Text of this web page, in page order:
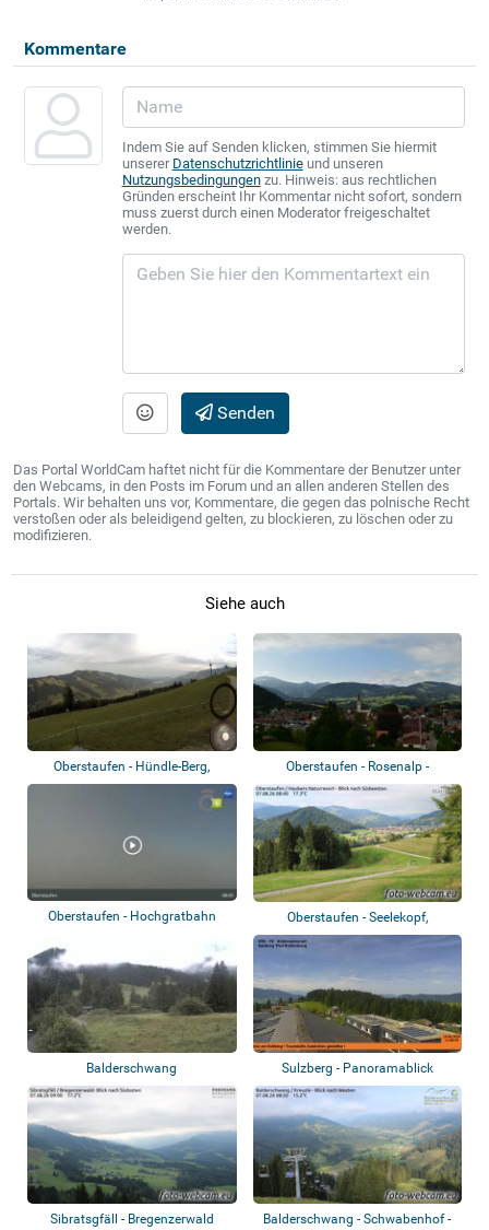
Kommentare
Indem Sie auf Senden klicken, stimmen Sie hiermit
unserer Datenschutzrichtlinieund unseren
Nutzungsbedingungenzu. Hinweis: aus rechtlichen
Gründen erscheint Ihr Kommentar nicht sofort, sondern
muss zuerst durch einen Moderator freigeschaltet
werden.
Senden
Das Portal WorldCam haftet nicht für die Kommentare der Benutzer unter
den Webcams, in den Posts im Forum und an allen anderen Stellen des
Portals. Wir behalten uns vor, Kommentare, die gegen das polnische Recht
verstoßen oder als beleidigend gelten, zu blockieren, zu löschen oder zu
modifizieren.
Siehe auch
Oberstaufen - Hündle-Berg,
Imberg
Oberstaufen - Rosenalp -
Panoramablick
Oberstaufen - Hochgratbahn
Oberstaufen - Seelekopf,
Hochgrat, Stauf...
Balderschwang Sulzberg - Panoramablick
Sibratsgfäll - Bregenzerwald Balderschwang - Schwabenhof -